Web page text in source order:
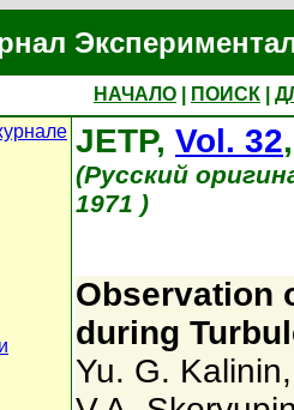
НАЧАЛО ПОИСК
JETP, Vol. 32
(Русский
1971 )
Observation
during
Yu. G. Kalinin